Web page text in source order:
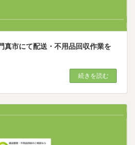
真市にて配送・不用品回収作業を
続きを読む